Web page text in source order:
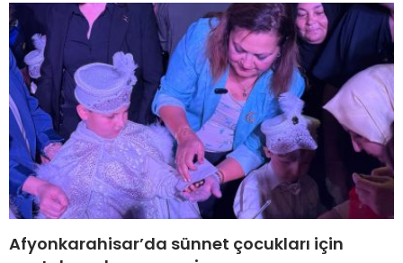
Afyonkarahisar’da sünnet çocukları için